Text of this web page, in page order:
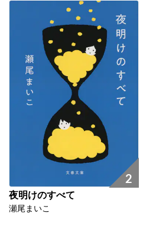
2
夜明けのすべて
瀬尾まいこ